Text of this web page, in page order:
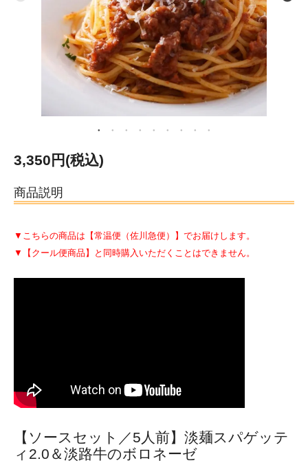
3,350円(税込)
商品説明
▼こちらの商品は【常温便（佐川急便）】でお届けします。
▼【クール便商品】と同時購入いただくことはできません。
【ソースセット／5人前】淡麺スパゲッテ
ィ2.0＆淡路牛のボロネーゼ